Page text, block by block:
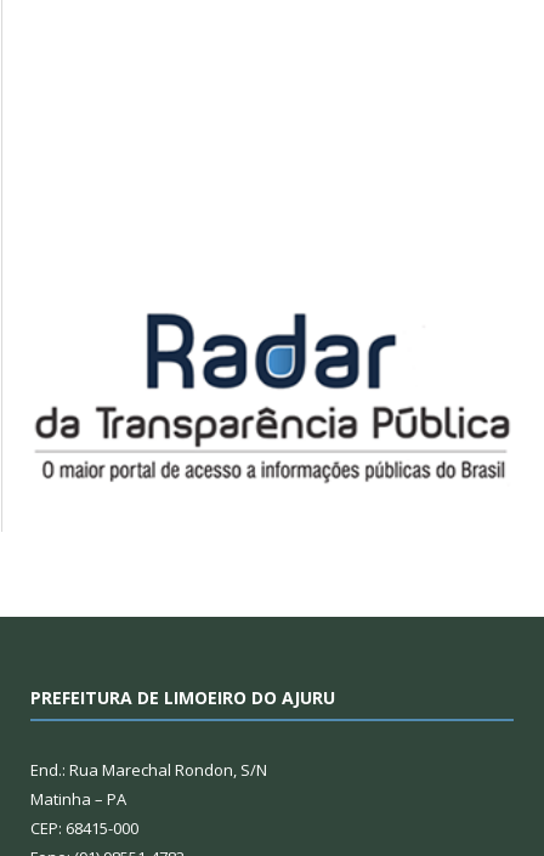
PREFEITURA DE LIMOEIRO DO AJURU
End.: Rua Marechal Rondon, S/N
Matinha – PA
CEP: 68415-000